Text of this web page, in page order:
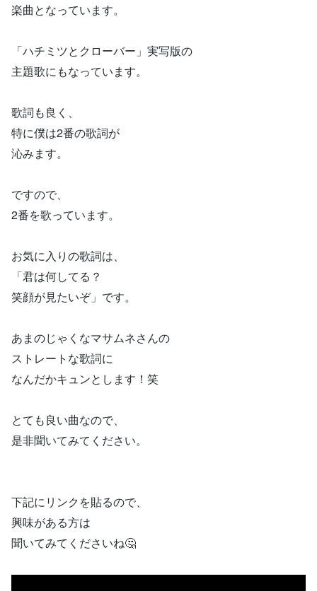
楽曲となっています。
「ハチミツとクローバー」実写版の
主題歌にもなっています。
歌詞も良く、
特に僕は2番の歌詞が
沁みます。
ですので、
2番を歌っています。
お気に入りの歌詞は、
「君は何してる？
笑顔が見たいぞ」です。
あまのじゃくなマサムネさんの
ストレートな歌詞に
なんだかキュンとします！笑
とても良い曲なので、
是非聞いてみてください。
下記にリンクを貼るので、
興味がある方は
聞いてみてくださいね🤔